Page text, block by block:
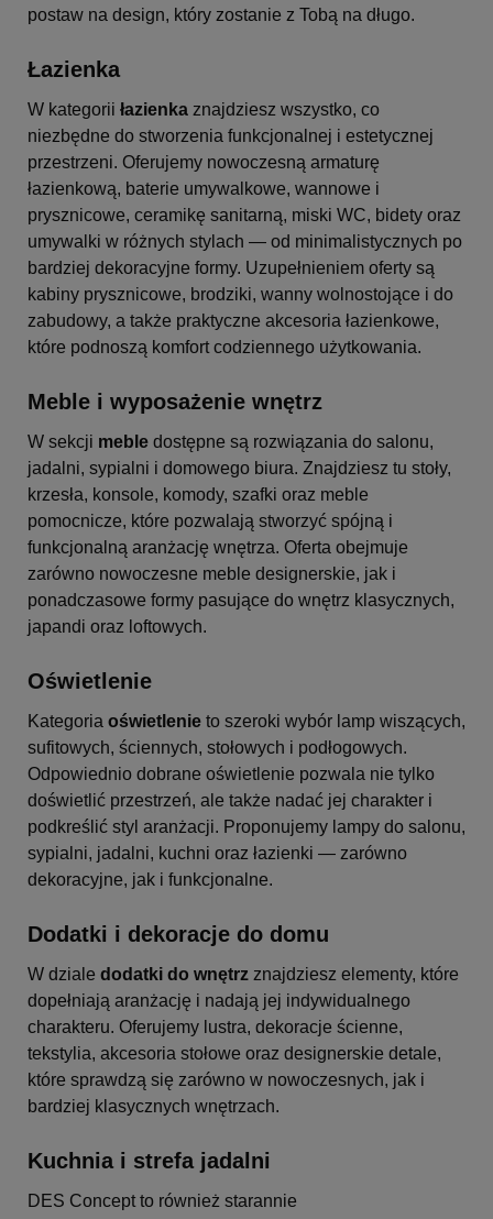
postaw na design, który zostanie z Tobą na długo.
Łazienka
W kategorii łazienka znajdziesz wszystko, co
niezbędne do stworzenia funkcjonalnej i estetycznej
przestrzeni. Oferujemy nowoczesną armaturę
łazienkową, baterie umywalkowe, wannowe i
prysznicowe, ceramikę sanitarną, miski WC, bidety oraz
umywalki w różnych stylach — od minimalistycznych po
bardziej dekoracyjne formy. Uzupełnieniem oferty są
kabiny prysznicowe, brodziki, wanny wolnostojące i do
zabudowy, a także praktyczne akcesoria łazienkowe,
które podnoszą komfort codziennego użytkowania.
Meble i wyposażenie wnętrz
W sekcji meble dostępne są rozwiązania do salonu,
jadalni, sypialni i domowego biura. Znajdziesz tu stoły,
krzesła, konsole, komody, szafki oraz meble
pomocnicze, które pozwalają stworzyć spójną i
funkcjonalną aranżację wnętrza. Oferta obejmuje
zarówno nowoczesne meble designerskie, jak i
ponadczasowe formy pasujące do wnętrz klasycznych,
japandi oraz loftowych.
Oświetlenie
Kategoria oświetlenie to szeroki wybór lamp wiszących,
sufitowych, ściennych, stołowych i podłogowych.
Odpowiednio dobrane oświetlenie pozwala nie tylko
doświetlić przestrzeń, ale także nadać jej charakter i
podkreślić styl aranżacji. Proponujemy lampy do salonu,
sypialni, jadalni, kuchni oraz łazienki — zarówno
dekoracyjne, jak i funkcjonalne.
Dodatki i dekoracje do domu
W dziale dodatki do wnętrz znajdziesz elementy, które
dopełniają aranżację i nadają jej indywidualnego
charakteru. Oferujemy lustra, dekoracje ścienne,
tekstylia, akcesoria stołowe oraz designerskie detale,
które sprawdzą się zarówno w nowoczesnych, jak i
bardziej klasycznych wnętrzach.
Kuchnia i strefa jadalni
DES Concept to również starannie